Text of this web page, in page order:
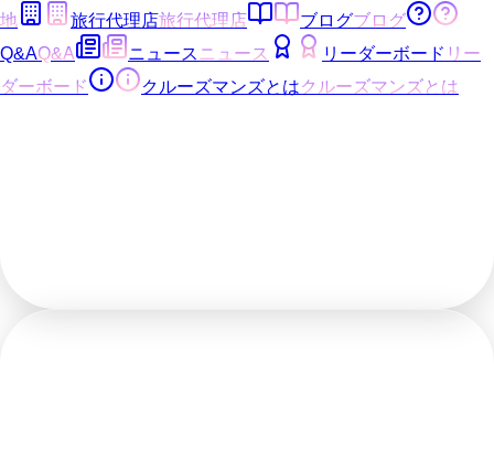
地
旅行代理店旅行代理店 ブログブログ
Q&AQ&A ニュース ニュース リーダーボード リー
ダーボード
クルーズマンズとはクルーズマンズとは